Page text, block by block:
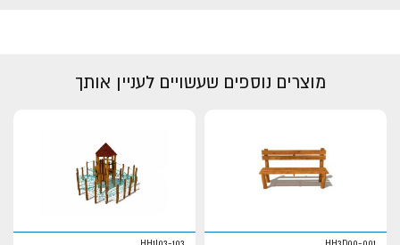
מוצרים נוספים שעשויים לעניין אותך